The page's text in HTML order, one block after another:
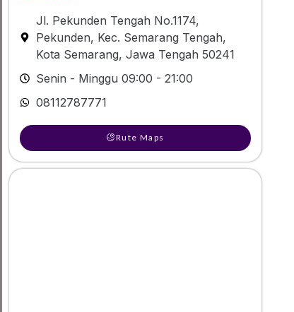
Jl. Pekunden Tengah No.1174,
Pekunden, Kec. Semarang Tengah,
Kota Semarang, Jawa Tengah 50241
Senin - Minggu 09:00 - 21:00
08112787771
Rute Maps